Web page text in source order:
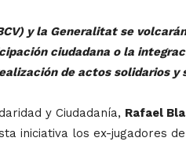
y la Generalitat se
ciudadana o la
de actos solidarios
y Ciudadanía, Rafael
iniciativa los ex-jugadores